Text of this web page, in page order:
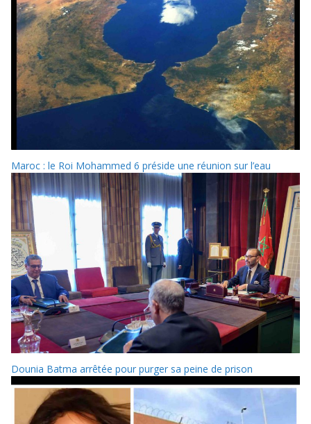
Maroc : le Roi Mohammed 6 préside une réunion sur l’eau
Dounia Batma arrêtée pour purger sa peine de prison